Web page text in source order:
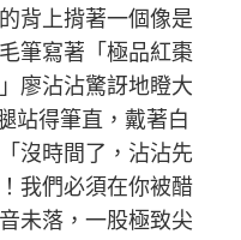
背上揹著一個像是
筆寫著「極品紅棗
廖沾沾驚訝地瞪大
站得筆直，戴著白
沒時間了，沾沾先
我們必須在你被醋
未落，一股極致尖